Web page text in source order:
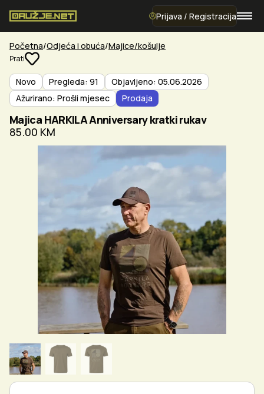
Prijava / Registracija
Početna Odjeća i obuća Majice/košulje
Prati
Novo Pregleda: 91
Objavljeno: 05.06.2026
Ažurirano: Prošli mjesec
Prodaja
Majica HARKILA Anniversary kratki rukav
85.00 KM